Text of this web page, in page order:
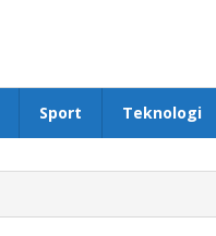
Sport Teknologi